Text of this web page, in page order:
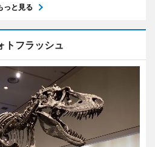
っと見る
トフラッシュ